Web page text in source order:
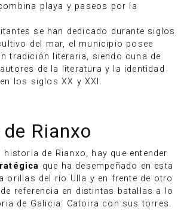
playa y paseos por la
se han dedicado durante siglos
del mar, el municipio posee
tradición literaria, siendo cuna de
de la literatura y la identidad
los siglos XX y XXI.
Rianxo
historia de Rianxo, hay que entender
que ha desempeñado en esta
orillas del río Ulla y en frente de otro
referencia en distintas batallas a lo
de Galicia: Catoira con sus torres.